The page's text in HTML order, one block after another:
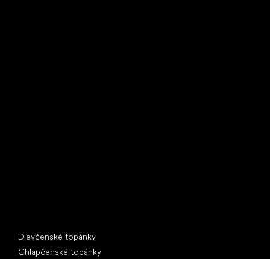
Dievčenské topánky
Chlapčenské topánky